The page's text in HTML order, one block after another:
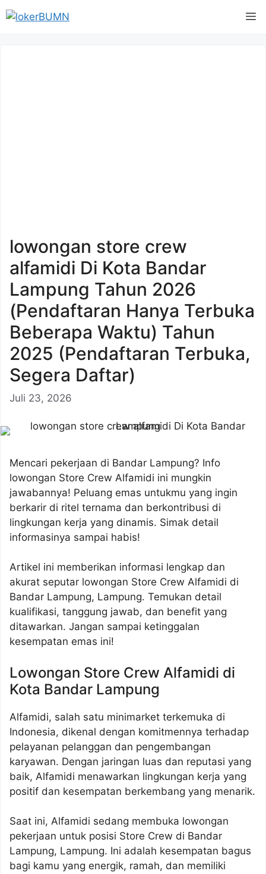
Langsung
ke
lowongan store crew
alfamidi Di Kota Bandar
Lampung Tahun 2026
(Pendaftaran Hanya Terbuka
Beberapa Waktu) Tahun
2025 (Pendaftaran Terbuka,
Segera Daftar)
Juli 23, 2026
Mencari pekerjaan di Bandar Lampung? Info
lowongan Store Crew Alfamidi ini mungkin
jawabannya! Peluang emas untukmu yang ingin
berkarir di ritel ternama dan berkontribusi di
lingkungan kerja yang dinamis. Simak detail
informasinya sampai habis!
Artikel ini memberikan informasi lengkap dan
akurat seputar lowongan Store Crew Alfamidi di
Bandar Lampung, Lampung. Temukan detail
kualifikasi, tanggung jawab, dan benefit yang
ditawarkan. Jangan sampai ketinggalan
kesempatan emas ini!
Lowongan Store Crew Alfamidi di
Kota Bandar Lampung
Alfamidi, salah satu minimarket terkemuka di
Indonesia, dikenal dengan komitmennya terhadap
pelayanan pelanggan dan pengembangan
karyawan. Dengan jaringan luas dan reputasi yang
baik, Alfamidi menawarkan lingkungan kerja yang
positif dan kesempatan berkembang yang menarik.
Saat ini, Alfamidi sedang membuka lowongan
pekerjaan untuk posisi Store Crew di Bandar
Lampung, Lampung. Ini adalah kesempatan bagus
bagi kamu yang energik, ramah, dan memiliki